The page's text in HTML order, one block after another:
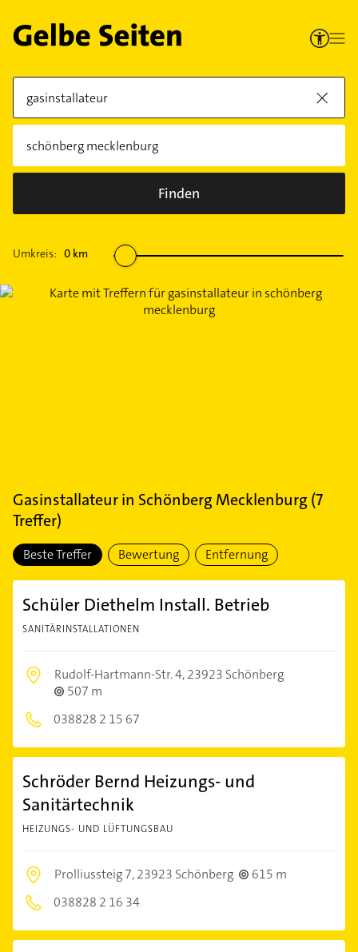
Finden
Umkreis: 0 km
Gasinstallateurin Schönberg Mecklenburg (7
Treffer)
Beste Treffer Bewertung Entfernung
Schüler Diethelm Install. Betrieb
SANITÄRINSTALLATIONEN
Rudolf-Hartmann-Str. 4,23923 Schönberg
507 m
038828 2 15 67
Schröder Bernd Heizungs- und
Sanitärtechnik
HEIZUNGS- UND LÜFTUNGSBAU
Prolliussteig 7,23923 Schönberg
615 m
038828 2 16 34